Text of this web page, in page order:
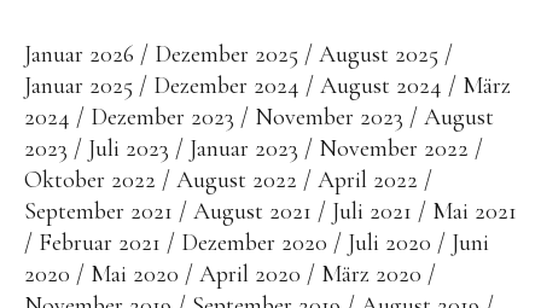
Schwalbach
Zug, Schweiz
Skulpturenpark
Gießereien
Gießerei Rom
Januar 2026 Dezember 2025
August 2025
Januar 2025
Dezember 2024 August 2024
März
2024
Dezember 2023 November 2023
August
2023
Juli 2023 Januar 2023
November 2022
Oktober 2022
August 2022
April 2022
September 2021
August 2021 Juli 2021
Mai 2021
Februar 2021
Dezember 2020 Juli 2020
Juni
2020
Mai 2020 April 2020
März 2020